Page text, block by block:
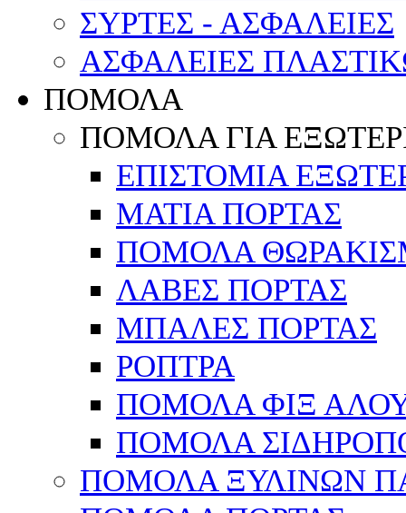
ΣΥΡΤΕΣ - ΑΣΦΑΛΕΙΕΣ
ΑΣΦΑΛΕΙΕΣ
ΠΟΜΟΛΑ
ΠΟΜΟΛΑ ΓΙΑ
ΕΠΙΣΤΟΜΙΑ
ΜΑΤΙΑ ΠΟΡΤΑΣ
ΠΟΜΟΛΑ
ΛΑΒΕΣ ΠΟΡΤΑΣ
ΜΠΑΛΕΣ ΠΟΡΤΑΣ
ΡΟΠΤΡΑ
ΠΟΜΟΛΑ ΦΙΞ
ΠΟΜΟΛΑ
ΠΟΜΟΛΑ ΞΥΛΙΝΩΝ